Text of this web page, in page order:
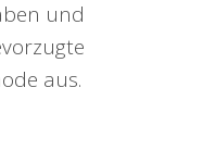
und
aus.